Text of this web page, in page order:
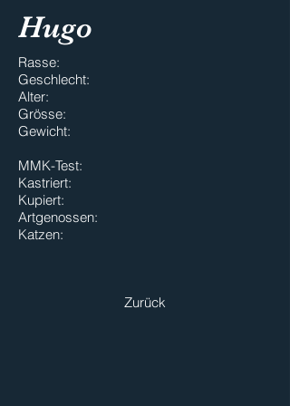
Hugo
Rasse:
Geschlecht:
Alter:
Grösse:
Gewicht:
MMK-Test:
Kastriert:
Kupiert:
Artgenossen:
Katzen:
Zurück